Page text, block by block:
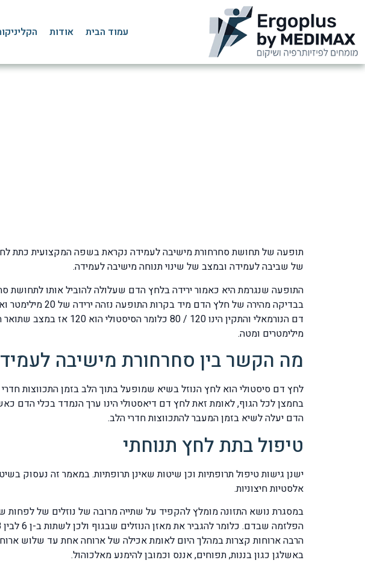
עמוד הבית אודות
תופעה של תחושת סחרחורת מישיבה לעמידה נקראת בשפה המקצועית כתת
של שביבה לעמידה ובמצב של שינוי תנוחה מישיבה לעמידה.
התופעה שנגרמת היא כאמור ירידה בלחץ הדם שעלולה להוביל אותו לתחושת
מילימטרים ומטה.
מה הקשר בין סחרחורת מישיבה
לחץ דם סיסטולי הוא לחץ הנוזל בשיא שמופעל בתוך הלב בזמן התכווצות
בחמצן לכל הגוף, לאומת זאת לחץ דם דיאסטולי הינו ערך הנמדד בכלי הדם
הדם יעלה לשיא בזמן המעבר להתכווצות חדרי הלב.
טיפול בתת לחץ תנוחתי
ישנן גישות טיפול תרופתיות וכן שיטות שאינן תרופתיות. במאמר זה נעסוק
אלסטיות חיצוניות.
במסגרת נושא התזונה מומלץ להקפיד על שתייה מרובה של נוזלים של לפחות
הרבה ארוחות קצרות במהלך היום לאומת אכילה של ארוחה אחת עד שלוש
באשלגן כגון בננות, תפוחים, אננס וכמובן להימנע מאלכוהול.